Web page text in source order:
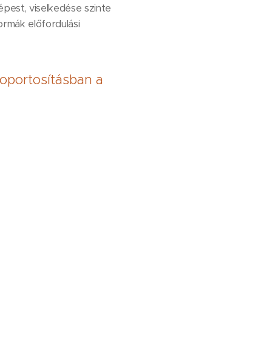
viselkedése szinte
előfordulási
a